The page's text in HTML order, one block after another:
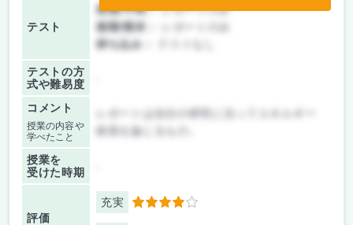
テスト
前期/中間：レポートのみ
後期/期末：
持ち込み：
テストの方
式や難易度
コメント
授業の内容や
学べたこと
政策を論じるもの。
授業を
受けた時期
評価
充実 4